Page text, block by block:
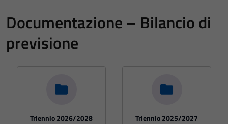
Documentazione – Bilancio di
previsione
Triennio 2026/2028 Triennio 2025/2027